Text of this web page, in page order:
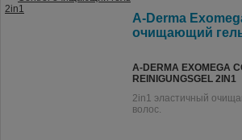
A-Derma
очищающий
A-DERMA EXOMEGA
REINIGUNGSGEL 2IN1
2in1 эластичный
волос.